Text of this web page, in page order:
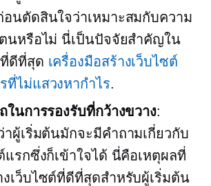
นตัดสินใจว่าเหมาะสมกับความ
นหรือไม่ นี่เป็นปัจจัยสำคัญใน
ดีที่สุด เครื่องมือสร้างเว็บไซต์
ที่ไม่แสวงหากำไร.
ในการรองรับที่กว้างขวาง:
าผู้เริ่มต้นมักจะมีคำถามเกี่ยวกับ
แรกซึ่งก็เข้าใจได้ นี่คือเหตุผลที่
งเว็บไซต์ที่ดีที่สุดสำหรับผู้เริ่มต้น